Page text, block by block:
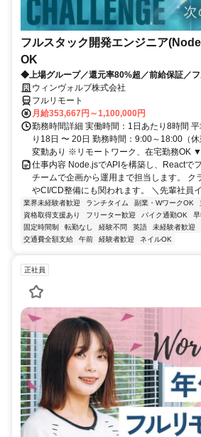
フルスタック開発エンジニア
OK
◆上場グループ／還元率80%超／前給保証／
ウィンヴォルブ株式会社
フルリモート
月給353,667円～1,100,000円
勤務時間詳細 実働時間：1日あたり8時間
り18日 〜 20日 勤務時間：9:00～18:00（
変動あり ※リモートワーク、在宅勤務OK
仕事内容 Node.jsでAPIを構築し、Reactで
チームで企画から運用まで担当します。 ク
やCI/CD整備にも関われます。 ＼先輩社員
業界未経験者歓迎 ランチタイム 副業・WワークOK
資格取得支援あり
フリーター歓迎 バイク通勤OK
固定時間制
転勤なし 経験不問 英語 未経験者歓迎
交通費全額支給
午前 経験者歓迎 ネイルOK
正社員